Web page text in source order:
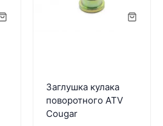
Заглушка кулака
поворотного ATV
Cougar